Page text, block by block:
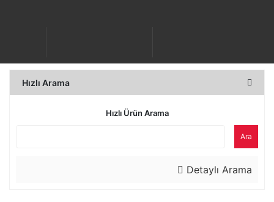
Hızlı Arama
Hızlı Ürün Arama
Ara
Detaylı Arama